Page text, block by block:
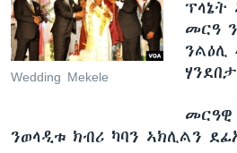
Wedding Mekele
መርዓ
ንልዕሊ
መርዓዊ
ንወላዲቱ ክብሪ ካባን ኣክሊልን